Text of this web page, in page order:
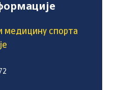
медицину спорта